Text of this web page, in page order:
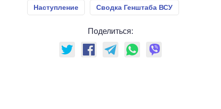
Наступление Сводка Генштаба ВСУ
Поделиться: